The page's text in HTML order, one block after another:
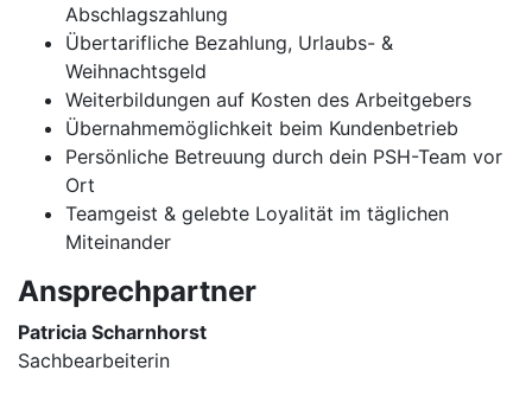
Abschlagszahlung
Übertarifliche Bezahlung, Urlaubs- &
Weihnachtsgeld
Weiterbildungen auf Kosten des Arbeitgebers
Übernahmemöglichkeit beim Kundenbetrieb
Persönliche Betreuung durch dein PSH-Team vor
Ort
Teamgeist & gelebte Loyalität im täglichen
Miteinander
Ansprechpartner
Patricia Scharnhorst
Sachbearbeiterin